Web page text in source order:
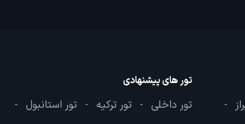
-
تور های پیشنهادی
تور داخلی - تور ترکیه - تور استانبول -